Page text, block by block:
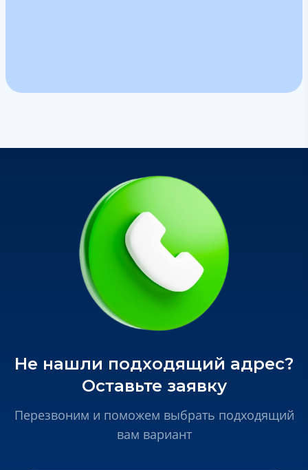
Не нашли подходящий адрес?
Оставьте заявку
Перезвоним и поможем выбрать подходящий
вам вариант